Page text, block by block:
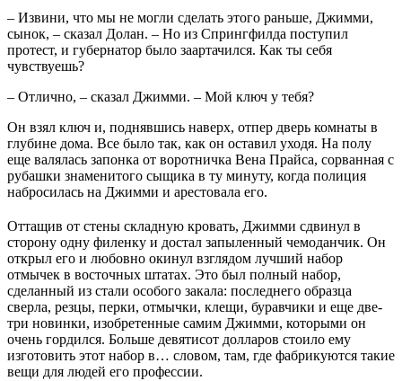
– Извини, что мы не могли сделать этого раньше, Джимми,
сынок, – сказал Долан. – Но из Спрингфилда поступил
протест, и губернатор было заартачился. Как ты себя
чувствуешь?
– Отлично, – сказал Джимми. – Мой ключ у тебя?
Он взял ключ и, поднявшись наверх, отпер дверь комнаты в
глубине дома. Все было так, как он оставил уходя. На полу
еще валялась запонка от воротничка Вена Прайса, сорванная с
рубашки знаменитого сыщика в ту минуту, когда полиция
набросилась на Джимми и арестовала его.
Оттащив от стены складную кровать, Джимми сдвинул в
сторону одну филенку и достал запыленный чемоданчик. Он
открыл его и любовно окинул взглядом лучший набор
отмычек в восточных штатах. Это был полный набор,
сделанный из стали особого закала: последнего образца
сверла, резцы, перки, отмычки, клещи, буравчики и еще две-
три новинки, изобретенные самим Джимми, которыми он
очень гордился. Больше девятисот долларов стоило ему
изготовить этот набор в… словом, там, где фабрикуются такие
вещи для людей его профессии.